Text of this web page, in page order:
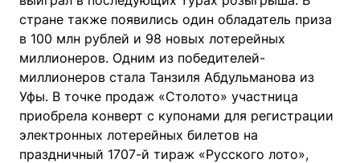
стране также появились один обладатель приза
в 100 млн рублей и 98 новых лотерейных
миллионеров. Одним из победителей-
миллионеров стала Танзиля Абдульманова из
Уфы. В точке продаж «Столото» участница
приобрела конверт с купонами для регистрации
электронных лотерейных билетов на
праздничный 1707-й тираж «Русского лото»,